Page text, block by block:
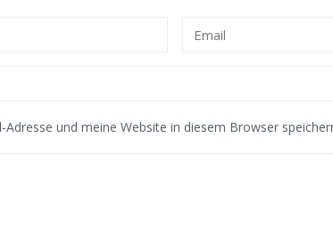
und meine Website in diesem Browser